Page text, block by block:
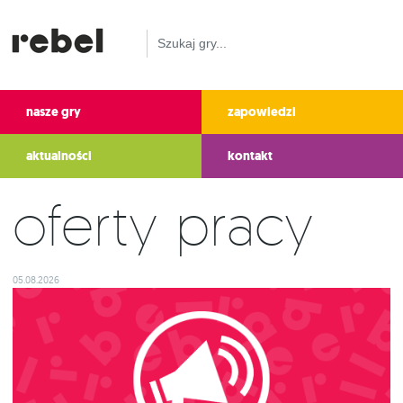
nasze gry zapowiedzi
aktualności kontakt
Oferty pracy
05.08.2026